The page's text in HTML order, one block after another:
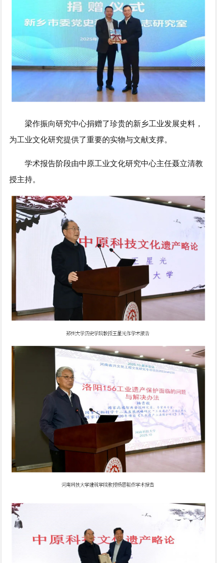
梁作振向研究中心捐赠了珍贵的新乡工业发展史料，
为工业文化研究提供了重要的实物与文献支撑。
学术报告阶段由中原工业文化研究中心主任聂立清教
授主持。